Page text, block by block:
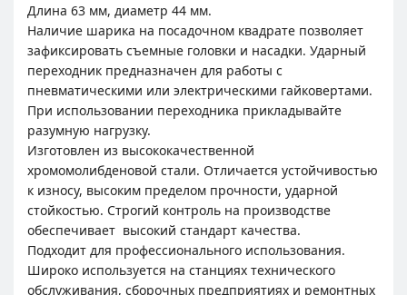
Длина 63 мм, диаметр 44 мм.
Наличие шарика на посадочном квадрате позволяет
зафиксировать съемные головки и насадки. Ударный
переходник предназначен для работы с
пневматическими или электрическими гайковертами.
При использовании переходника прикладывайте
разумную нагрузку.
Изготовлен из высококачественной
хромомолибденовой стали. Отличается устойчивостью
к износу, высоким пределом прочности, ударной
стойкостью. Строгий контроль на производстве
обеспечивает высокий стандарт качества.
Подходит для профессионального использования.
Широко используется на станциях технического
обслуживания, сборочных предприятиях и ремонтных